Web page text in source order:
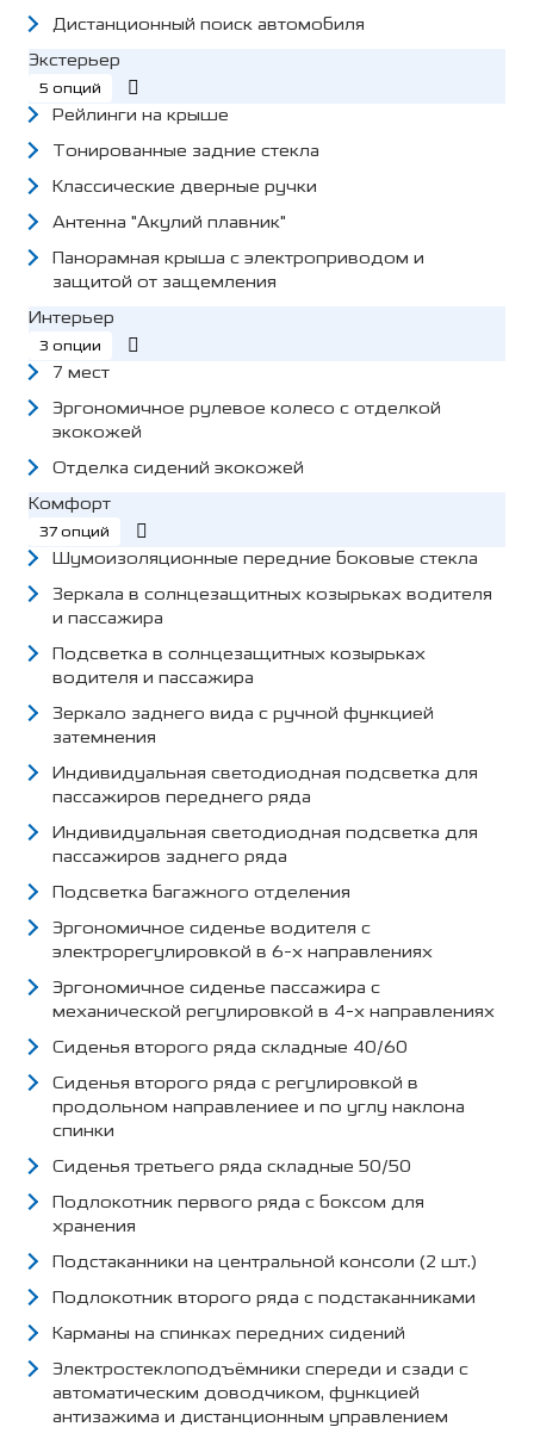
Дистанционный поиск автомобиля
Экстерьер
5 опций
Рейлинги на крыше
Тонированные задние стекла
Классические дверные ручки
Антенна "Акулий плавник"
Панорамная крыша с электроприводом и
защитой от защемления
Интерьер
3 опции
7 мест
Эргономичное рулевое колесо с отделкой
экокожей
Отделка сидений экокожей
Комфорт
37 опций
Шумоизоляционные передние боковые стекла
Зеркала в солнцезащитных козырьках водителя
и пассажира
Подсветка в солнцезащитных козырьках
водителя и пассажира
Зеркало заднего вида с ручной функцией
затемнения
Индивидуальная светодиодная подсветка для
пассажиров переднего ряда
Индивидуальная светодиодная подсветка для
пассажиров заднего ряда
Подсветка багажного отделения
Эргономичное сиденье водителя с
электрорегулировкой в 6-х направлениях
Эргономичное сиденье пассажира с
механической регулировкой в 4-х направлениях
Сиденья второго ряда складные 40/60
Сиденья второго ряда с регулировкой в
продольном направлениее и по углу наклона
спинки
Сиденья третьего ряда складные 50/50
Подлокотник первого ряда с боксом для
хранения
Подстаканники на центральной консоли (2 шт.)
Подлокотник второго ряда с подстаканниками
Карманы на спинках передних сидений
Электростеклоподъёмники спереди и сзади с
автоматическим доводчиком, функцией
антизажима и дистанционным управлением